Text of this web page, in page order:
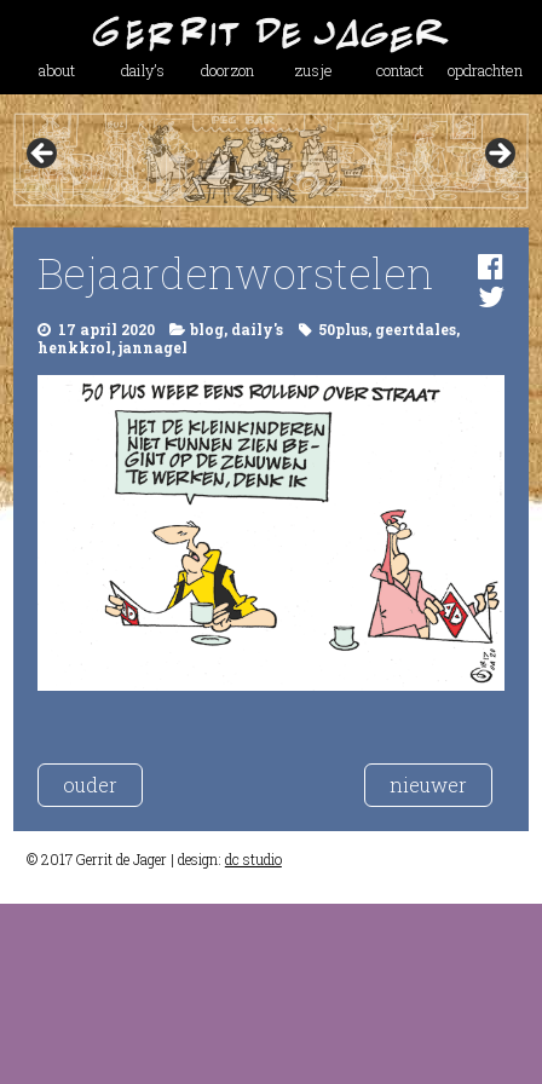
about daily’s doorzon zusje contact opdrachten
Bejaardenworstelen
17 april 2020 blog, daily's 50plus, geertdales,
henkkrol,jannagel
ouder nieuwer
© 2017 Gerrit de Jager | design: dc studio